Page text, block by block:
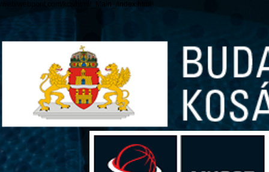
/web/webpont.com/kcs/html/_Main_/index.html